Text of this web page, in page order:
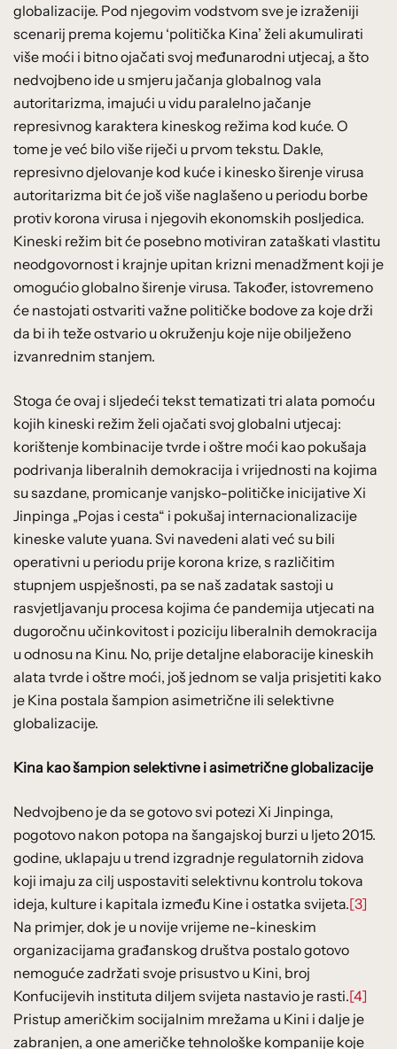
globalizacije. Pod njegovim vodstvom sve je izraženiji
scenarij prema kojemu ‘politička Kina’ želi akumulirati
više moći i bitno ojačati svoj međunarodni utjecaj, a što
nedvojbeno ide u smjeru jačanja globalnog vala
autoritarizma, imajući u vidu paralelno jačanje
represivnog karaktera kineskog režima kod kuće. O
tome je već bilo više riječi u prvom tekstu. Dakle,
represivno djelovanje kod kuće i kinesko širenje virusa
autoritarizma bit će još više naglašeno u periodu borbe
protiv korona virusa i njegovih ekonomskih posljedica.
Kineski režim bit će posebno motiviran zataškati vlastitu
neodgovornost i krajnje upitan krizni menadžment koji je
omogućio globalno širenje virusa. Također, istovremeno
će nastojati ostvariti važne političke bodove za koje drži
da bi ih teže ostvario u okruženju koje nije obilježeno
izvanrednim stanjem.
Stoga će ovaj i sljedeći tekst tematizati tri alata pomoću
kojih kineski režim želi ojačati svoj globalni utjecaj:
korištenje kombinacije tvrde i oštre moći kao pokušaja
podrivanja liberalnih demokracija i vrijednosti na kojima
su sazdane, promicanje vanjsko-političke inicijative Xi
Jinpinga „Pojas i cesta“ i pokušaj internacionalizacije
kineske valute yuana. Svi navedeni alati već su bili
operativni u periodu prije korona krize, s različitim
stupnjem uspješnosti, pa se naš zadatak sastoji u
rasvjetljavanju procesa kojima će pandemija utjecati na
dugoročnu učinkovitost i poziciju liberalnih demokracija
u odnosu na Kinu. No, prije detaljne elaboracije kineskih
alata tvrde i oštre moći, još jednom se valja prisjetiti kako
je Kina postala šampion asimetrične ili selektivne
globalizacije.
Kina kao šampion selektivne i asimetrične globalizacije
Nedvojbeno je da se gotovo svi potezi Xi Jinpinga,
pogotovo nakon potopa na šangajskoj burzi u ljeto 2015.
godine, uklapaju u trend izgradnje regulatornih zidova
koji imaju za cilj uspostaviti selektivnu kontrolu tokova
ideja, kulture i kapitala između Kine i ostatka svijeta.[3]
Na primjer, dok je u novije vrijeme ne-kineskim
organizacijama građanskog društva postalo gotovo
nemoguće zadržati svoje prisustvo u Kini, broj
Konfucijevih instituta diljem svijeta nastavio je rasti.[4]
Pristup američkim socijalnim mrežama u Kini i dalje je
zabranjen, a one američke tehnološke kompanije koje